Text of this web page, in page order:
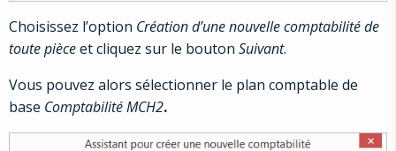
Choisissez l’option Création d’une nouvelle comptabilité de
toute pièceet cliquez sur le bouton Suivant.
Vous pouvez alors sélectionner le plan comptable de
base Comptabilité MCH2.